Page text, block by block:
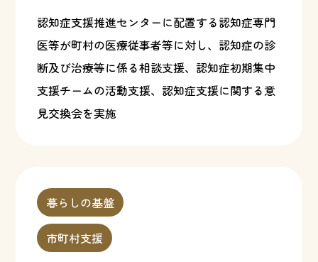
認知症支援推進センターに配置する認知症専門
医等が町村の医療従事者等に対し、認知症の診
断及び治療等に係る相談支援、認知症初期集中
支援チームの活動支援、認知症支援に関する意
見交換会を実施
暮らしの基盤
市町村支援